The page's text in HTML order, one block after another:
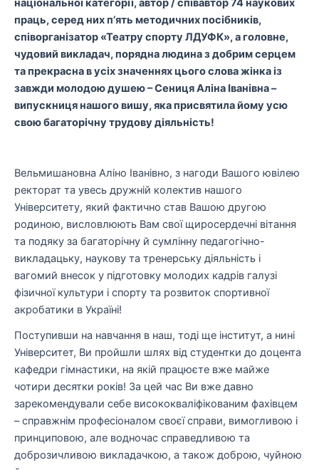
національної категорії, автор / співавтор 74 наукових
праць, серед них п’ять методичних посібників,
співорганізатор «Театру спорту ЛДУФК»,а головне,
чудовий викладач, порядна людина з добрим серцем
та прекрасна в усіх значеннях цього слова жінкаіз
завжди молодою душею –Сениця Аліна Іванівна–
випускниця нашого вишу, яка присвятила йому усю
свою багаторічну трудову діяльність!
Вельмишановна Аліно Іванівно, з нагоди Вашого ювілею
ректорат та увесь дружній колектив нашого
Університету, який фактично став Вашою другою
родиною, висловлюють Вам свої щиросердечні вітання
та подяку за багаторічну й сумлінну педагогічно-
викладацьку, наукову та тренерську діяльність і
вагомий внесок у підготовку молодих кадрів галузі
фізичної культури і спорту та розвиток спортивної
акробатики в Україні!
Поступивши на навчання в наш, тоді ще інститут, а нині
Університет, Ви пройшли шлях від студентки до доцента
кафедри гімнастики, на якій працюєте вже майже
чотири десятки років! За цей час Ви вже давно
зарекомендували себе висококваліфікованим фахівцем
– справжнім професіоналом своєї справи, вимогливою і
принциповою, але водночас справедливою та
доброзичливою викладачкою, а також доброю, чуйною